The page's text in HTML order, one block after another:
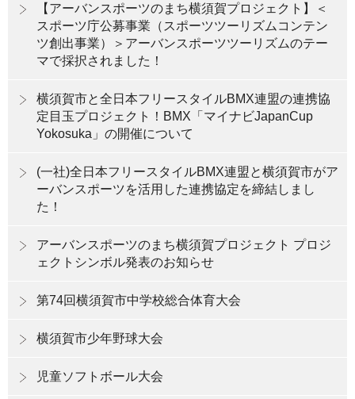
【アーバンスポーツのまち横須賀プロジェクト】＜
スポーツ庁公募事業（スポーツツーリズムコンテン
ツ創出事業）＞アーバンスポーツツーリズムのテー
マで採択されました！
横須賀市と全日本フリースタイルBMX連盟の連携協
定目玉プロジェクト！BMX「マイナビJapanCup
Yokosuka」の開催について
(一社)全日本フリースタイルBMX連盟と横須賀市がア
ーバンスポーツを活用した連携協定を締結しまし
た！
アーバンスポーツのまち横須賀プロジェクト プロジ
ェクトシンボル発表のお知らせ
第74回横須賀市中学校総合体育大会
横須賀市少年野球大会
児童ソフトボール大会